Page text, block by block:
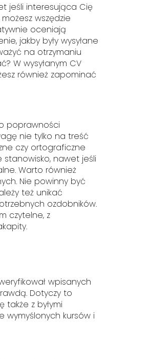
jeśli interesująca Cię
wszędzie
oceniają
jakby były wysyłane
na otrzymaniu
W wysyłanym CV
również zapominać
poprawności
nie tylko na treść
czy ortograficzne
nawet jeśli
Warto również
Nie powinny być
też unikać
ozdobników.
czytelne, z
wpisanych
Dotyczy to
także z byłymi
wymyślonych kursów i